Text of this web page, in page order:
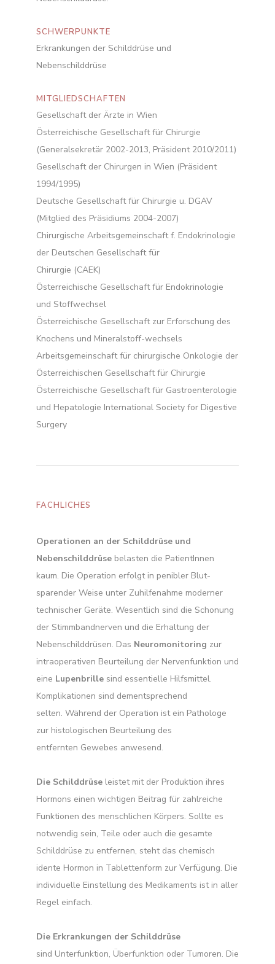
SCHWERPUNKTE
Erkrankungen der Schilddrüse und
Nebenschilddrüse
MITGLIEDSCHAFTEN
Gesellschaft der Ärzte in Wien
Österreichische Gesellschaft für Chirurgie
(Generalsekretär 2002-2013, Präsident 2010/2011)
Gesellschaft der Chirurgen in Wien (Präsident
1994/1995)
Deutsche Gesellschaft für Chirurgie u. DGAV
(Mitglied des Präsidiums 2004-2007)
Chirurgische Arbeitsgemeinschaft f. Endokrinologie
der Deutschen Gesellschaft für
Chirurgie (CAEK)
Österreichische Gesellschaft für Endokrinologie
und Stoffwechsel
Österreichische Gesellschaft zur Erforschung des
Knochens und Mineralstoff-wechsels
Arbeitsgemeinschaft für chirurgische Onkologie der
Österreichischen Gesellschaft für Chirurgie
Österreichische Gesellschaft für Gastroenterologie
und Hepatologie International Society for Digestive
Surgery
FACHLICHES
Operationen an der Schilddrüse und
Nebenschilddrüse belasten die PatientInnen
kaum. Die Operation erfolgt in penibler Blut-
sparender Weise unter Zuhilfenahme moderner
technischer Geräte. Wesentlich sind die Schonung
der Stimmbandnerven und die Erhaltung der
Nebenschilddrüsen. Das Neuromonitoring zur
intraoperativen Beurteilung der Nervenfunktion und
eine Lupenbrille sind essentielle Hilfsmittel.
Komplikationen sind dementsprechend
selten. Während der Operation ist ein Pathologe
zur histologischen Beurteilung des
entfernten Gewebes anwesend.
Die Schilddrüse leistet mit der Produktion ihres
Hormons einen wichtigen Beitrag für zahlreiche
Funktionen des menschlichen Körpers. Sollte es
notwendig sein, Teile oder auch die gesamte
Schilddrüse zu entfernen, steht das chemisch
idente Hormon in Tablettenform zur Verfügung. Die
individuelle Einstellung des Medikaments ist in aller
Regel einfach.
Die Erkrankungen der Schilddrüse
sind Unterfunktion, Überfunktion oder Tumoren. Die